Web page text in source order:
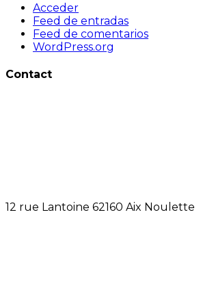
Acceder
Feed de entradas
Feed de comentarios
WordPress.org
Contact
12 rue Lantoine 62160 Aix Noulette